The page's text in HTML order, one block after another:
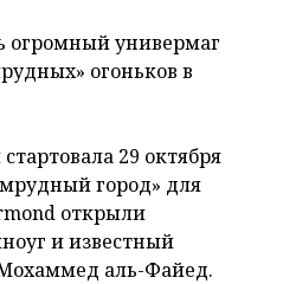
огромный универмаг
огоньков в
29 октября
город» для
открыли
и известный
аль-Файед.